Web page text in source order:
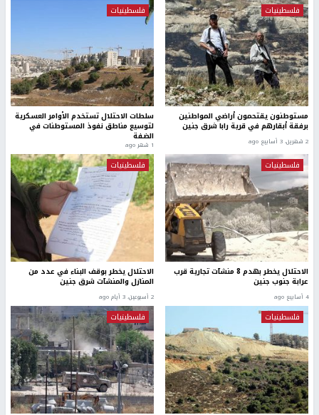
فلسطينيات
مستوطنون يقتحمون أراضي المواطنين
برفقة أبقارهم في قرية رابا شرق جنين
2 شهرين، 3 أسابيع ago
فلسطينيات
سلطات الاحتلال تستخدم الأوامر العسكرية
لتوسيع مناطق نفوذ المستوطنات في
الضفة
1 شهر ago
فلسطينيات
الاحتلال يخطر بهدم 8 منشآت تجارية قرب
عرابة جنوب جنين
4 أسابيع ago
فلسطينيات
الاحتلال يخطر بوقف البناء في عدد من
المنازل والمنشآت شرق جنين
2 أسبوعين، 3 أيام ago
فلسطينيات فلسطينيات